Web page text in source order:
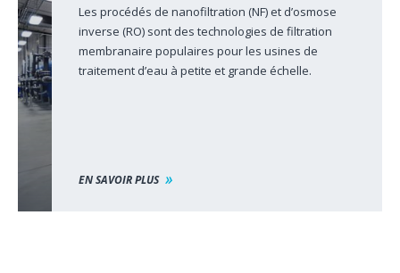
Les procédés de nanofiltration (NF) et d’osmose
inverse (RO) sont des technologies de filtration
membranaire populaires pour les usines de
traitement d’eau à petite et grande échelle.
EN SAVOIR PLUS